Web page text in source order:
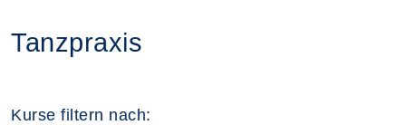
Tanzpraxis
Kurse filtern nach: